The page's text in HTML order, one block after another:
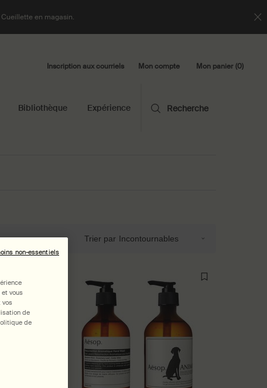
en magasin.
Inscription aux courriels Mon compte Mon panier 0
0 product in cart
Bibliothèque Expérience Recherche
Trier par
vous
vos
de
de
non-essentiels